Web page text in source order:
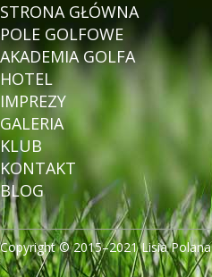
STRONA GŁÓWNA
POLE GOLFOWE
AKADEMIA GOLFA
HOTEL
IMPREZY
GALERIA
KLUB
KONTAKT
BLOG
Copyright © 2015–2021 Lisia Polana